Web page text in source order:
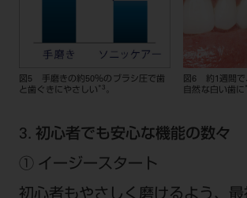
図5 手磨きの約50％のブラシ圧で歯
と歯ぐきにやさしい *3 。
図6 約1週間で
自然な白い歯に
3. 初心者でも安心な機能の数々
① イージースタート